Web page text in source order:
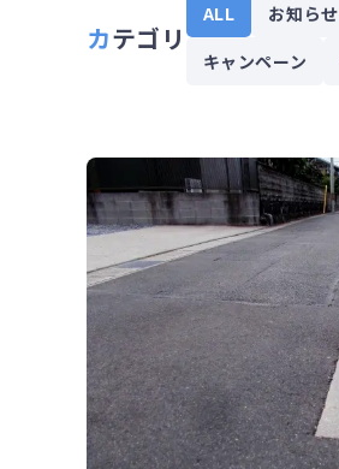
カテゴリ
ALL お知らせ
キャンペーン